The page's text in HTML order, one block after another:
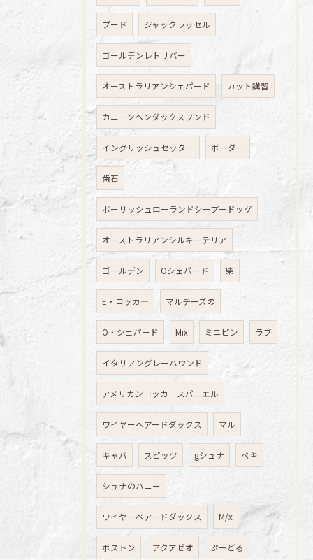
プード ジャックラッセル
ゴールデンレトリバー
オーストラリアンシェパード カット講習
カニーンヘンダックスフンド
イングリッシュセッター ボーダー
歯石
ポーリッシュローランドシープードッグ
オーストラリアンシルキーテリア
ゴールデン Oシェパード 柴
E・コッカ― マルチーズの
O・シェパード Mix ミニピン ラブ
イタリアングレーハウンド
アメリカンコッカ―スパニエル
ワイヤーへアードダックス マル
キャバ スピッツ gシュナ ペキ
シュナのハニー
ワイヤーベアードダックス M/x
ボストン アクアゼオ ぷーどる